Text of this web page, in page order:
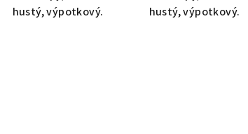
hustý, výpotkový.
hustý, výpotkový.